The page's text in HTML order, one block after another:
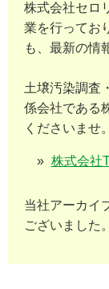
株式会社セロ
業を行ってお
も、最新の情
土壌汚染調査
係会社である
くださいませ。
株式会社
当社アーカイ
ございました。